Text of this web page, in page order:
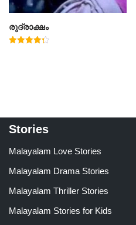
രുദ്രാക്ഷം
Stories
Malayalam Love Stories
Malayalam Drama Stories
Malayalam Thriller Stories
Malayalam Stories for Kids